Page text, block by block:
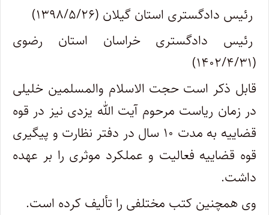
رئیس دادگستری استان گیلان (۱۳۹۸/۵/۲۶)
رئیس دادگستری خراسان استان رضوی
(۱۴۰۲/۴/۳۱)
قابل ذکر است حجت الاسلام والمسلمین خلیلی
در زمان ریاست مرحوم آیت الله یزدی نیز در قوه
قضاییه به مدت ۱۰ سال در دفتر نظارت و پیگیری
قوه قضاییه فعالیت و عملکرد موثری را بر عهده
داشت.
وی همچنین کتب مختلفی را تألیف کرده است.